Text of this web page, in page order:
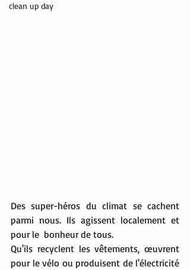
clean up day
Des super-héros du climat se cachent
parmi nous. Ils agissent localement et
pour le  bonheur de tous.
Qu'ils recyclent les vêtements, œuvrent
pour le vélo ou produisent de l'électricité